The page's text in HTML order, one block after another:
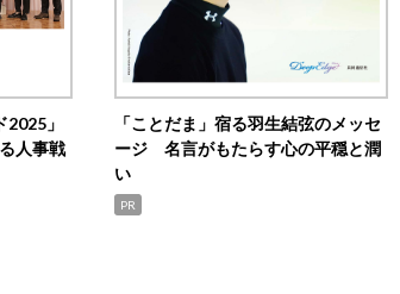
2025」
人事戦
「ことだま」宿る羽生結弦のメッセ
ージ 名言がもたらす心の平穏と潤
い
PR